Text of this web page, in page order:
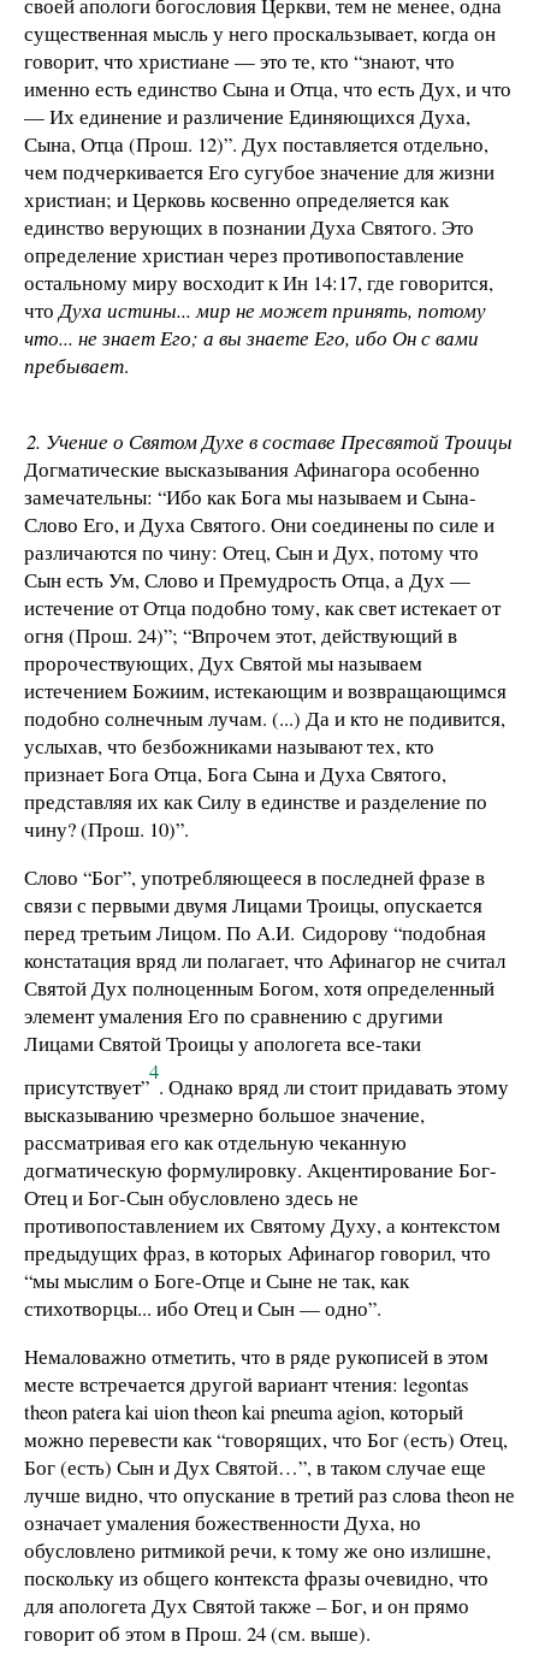
существенная мысль у него проскальзывает, когда он
говорит, что христиане — это те, кто “знают, что
именно есть единство Сына и Отца, что есть Дух, и что
— Их единение и различение Единяющихся Духа,
Сына, Отца (Прош. 12)”. Дух поставляется отдельно,
чем подчеркивается Его сугубое значение для жизни
христиан; и Церковь косвенно определяется как
единство верующих в познании Духа Святого. Это
определение христиан через противопоставление
остальному миру восходит к Ин 14:17, где говорится,
чтоДуха истины... мир не может принять, потому
что... не знает Его; а вы знаете Его, ибо Он с вами
пребывает.
2. Учение о Святом Духе в составе Пресвятой Троицы
Догматические высказывания Афинагора особенно
замечательны: “Ибо как Бога мы называем и Сына-
Слово Его, и Духа Святого. Они соединены по силе и
различаются по чину: Отец, Сын и Дух, потому что
Сын есть Ум, Слово и Премудрость Отца, а Дух —
истечение от Отца подобно тому, как свет истекает от
огня (Прош. 24)”; “Впрочем этот, действующий в
пророчествующих, Дух Святой мы называем
истечением Божиим, истекающим и возвращающимся
подобно солнечным лучам. (...) Да и кто не подивится,
услыхав, что безбожниками называют тех, кто
признает Бога Отца, Бога Сына и Духа Святого,
представляя их как Силу в единстве и разделение по
чину? (Прош. 10)”.
Слово “Бог”, употребляющееся в последней фразе в
связи с первыми двумя Лицами Троицы, опускается
перед третьим Лицом. По А.И. Сидорову “подобная
констатация вряд ли полагает, что Афинагор не считал
Святой Дух полноценным Богом, хотя определенный
элемент умаления Его по сравнению с другими
Лицами Святой Троицы у апологета все-таки
присутствует”
4
. Однако вряд ли стоит придавать этому
высказыванию чрезмерно большое значение,
рассматривая его как отдельную чеканную
догматическую формулировку. Акцентирование Бог-
Отец и Бог-Сын обусловлено здесь не
противопоставлением их Святому Духу, а контекстом
предыдущих фраз, в которых Афинагор говорил, что
“мы мыслим о Боге-Отце и Сыне не так, как
стихотворцы... ибо Отец и Сын — одно”.
Немаловажно отметить, что в ряде рукописей в этом
месте встречается другой вариант чтения: legontas
theon patera kai uion theon kai pneuma agion, который
можно перевести как “говорящих, что Бог (есть) Отец,
Бог (есть) Сын и Дух Святой…”, в таком случае еще
лучше видно, что опускание в третий раз слова theon не
означает умаления божественности Духа, но
обусловлено ритмикой речи, к тому же оно излишне,
поскольку из общего контекста фразы очевидно, что
для апологета Дух Святой также – Бог, и он прямо
говорит об этом в Прош. 24 (см. выше).